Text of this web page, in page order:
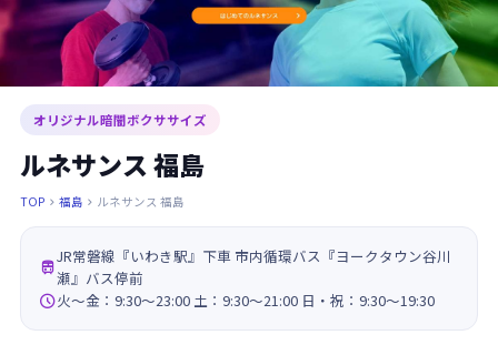
オリジナル暗闇ボクササイズ
ルネサンス 福島
TOP  福島  ルネサンス 福島

JR常磐線『いわき駅』下車 市内循環バス『ヨークタウン谷川
瀬』バス停前
火～金：9:30～23:00 土：9:30～21:00 日・祝：9:30～19:30